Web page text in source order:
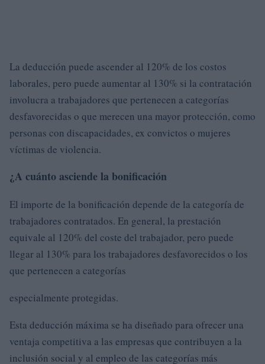
La deducción puede ascender al 120% de los costos
laborales, pero puede aumentar al 130% si la contratación
involucra a trabajadores que pertenecen a categorías
desfavorecidas o que merecen una mayor protección, como
personas con discapacidades, ex convictos o mujeres
víctimas de violencia.
¿A cuánto asciende la bonificación
El importe de la bonificación depende de la categoría de
trabajadores contratados. En general, la prestación
equivale al 120% del coste del trabajador, pero puede
llegar al 130% para los trabajadores desfavorecidos o los
que pertenecen a categorías
especialmente protegidas.
Esta deducción máxima se ha diseñado para ofrecer una
ventaja competitiva a las empresas que contribuyen a la
inclusión social y al empleo de las categorías más